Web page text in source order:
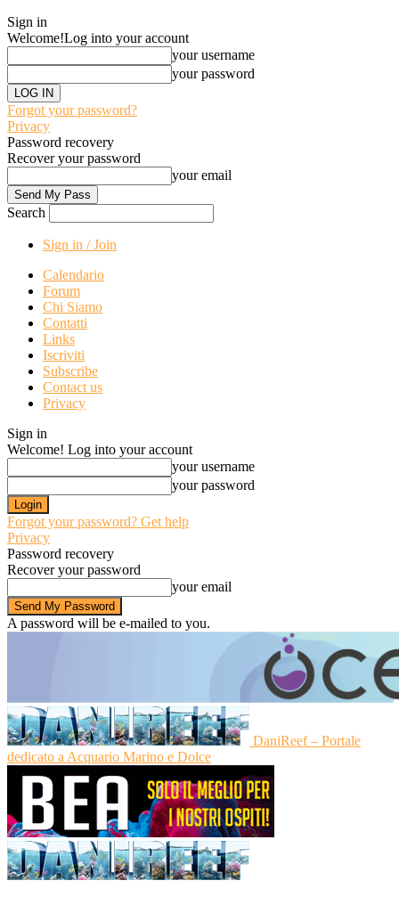
Sign in
Welcome!Log into your account
your username
your password
Forgot your password?
Privacy
Password recovery
Recover your password
your email
Search
Sign in / Join
Calendario
Forum
Chi Siamo
Contatti
Links
Iscriviti
Subscribe
Contact us
Privacy
Sign in
Welcome! Log into your account
your username
your password
Forgot your password? Get help
Privacy
Password recovery
Recover your password
your email
A password will be e-mailed to you.
DaniReef – Portale
dedicato a Acquario Marino e Dolce